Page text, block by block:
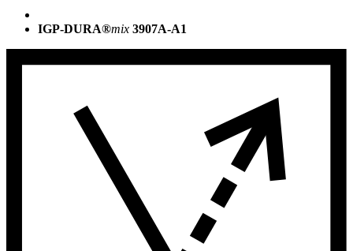
IGP-DURA®mix 3907A-A1